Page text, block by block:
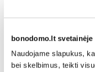
bonodomo.lt
Naudojame slapukus,
bei skelbimus, teikti
Trakų kultūros
Šokio ir ugnies
17 val.
„SAULĖ – GYVYBĖS